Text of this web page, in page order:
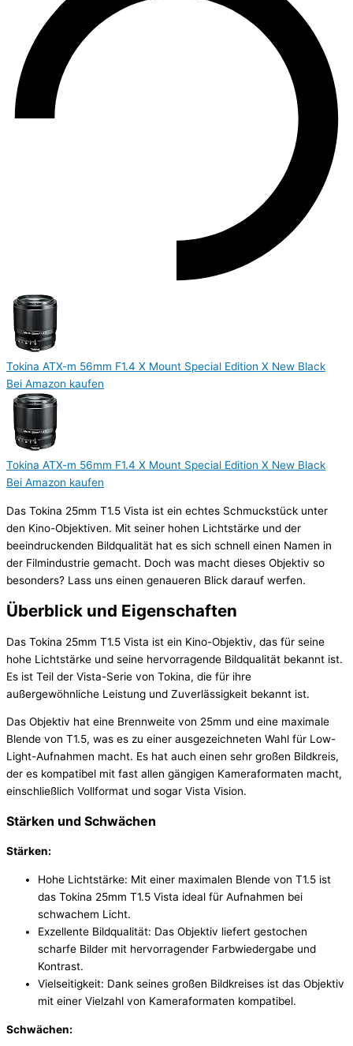
Tokina ATX-m 56mm F1.4 X Mount Special Edition X New Black
Bei Amazon kaufen
Tokina ATX-m 56mm F1.4 X Mount Special Edition X New Black
Bei Amazon kaufen
Das Tokina 25mm T1.5 Vista ist ein echtes Schmuckstück unter
den Kino-Objektiven. Mit seiner hohen Lichtstärke und der
beeindruckenden Bildqualität hat es sich schnell einen Namen in
der Filmindustrie gemacht. Doch was macht dieses Objektiv so
besonders? Lass uns einen genaueren Blick darauf werfen.
Überblick und Eigenschaften
Das Tokina 25mm T1.5 Vista ist ein Kino-Objektiv, das für seine
hohe Lichtstärke und seine hervorragende Bildqualität bekannt ist.
Es ist Teil der Vista-Serie von Tokina, die für ihre
außergewöhnliche Leistung und Zuverlässigkeit bekannt ist.
Das Objektiv hat eine Brennweite von 25mm und eine maximale
Blende von T1.5, was es zu einer ausgezeichneten Wahl für Low-
Light-Aufnahmen macht. Es hat auch einen sehr großen Bildkreis,
der es kompatibel mit fast allen gängigen Kameraformaten macht,
einschließlich Vollformat und sogar Vista Vision.
Stärken und Schwächen
Stärken:
Hohe Lichtstärke: Mit einer maximalen Blende von T1.5 ist
das Tokina 25mm T1.5 Vista ideal für Aufnahmen bei
schwachem Licht.
Exzellente Bildqualität: Das Objektiv liefert gestochen
scharfe Bilder mit hervorragender Farbwiedergabe und
Kontrast.
Vielseitigkeit: Dank seines großen Bildkreises ist das Objektiv
mit einer Vielzahl von Kameraformaten kompatibel.
Schwächen: